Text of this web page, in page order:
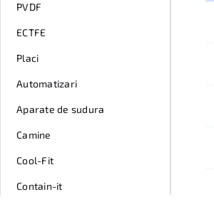
PVDF
ECTFE
Placi
Automatizari
Aparate de sudura
Camine
Cool-Fit
Contain-it